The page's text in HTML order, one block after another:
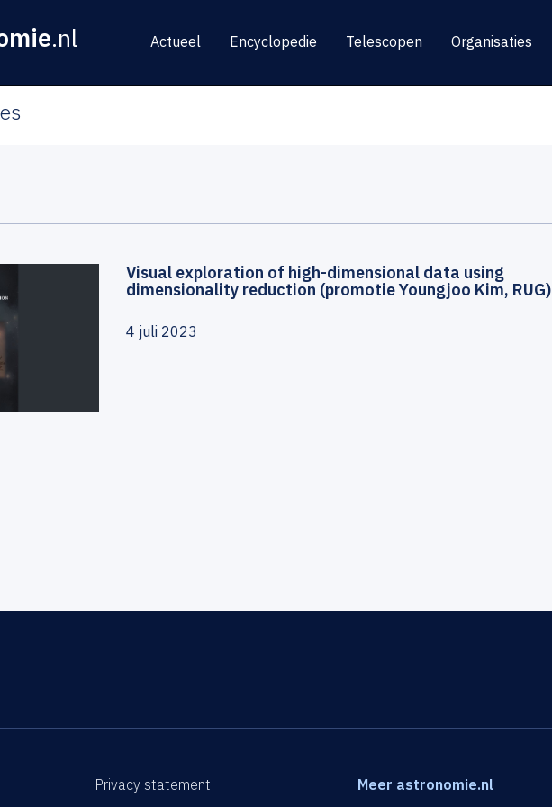
.nl Actueel Encyclopedie Telescopen Organisaties
Visual exploration of high-dimensional data using
dimensionality reduction (promotie Youngjoo Kim, RUG)
4 juli 2023
Privacy statement Meer astronomie.nl